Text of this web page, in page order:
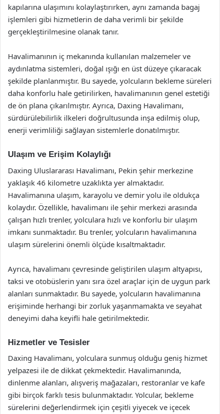
kapılarına ulaşımını kolaylaştırırken, aynı zamanda bagaj
işlemleri gibi hizmetlerin de daha verimli bir şekilde
gerçekleştirilmesine olanak tanır.
Havalimanının iç mekanında kullanılan malzemeler ve
aydınlatma sistemleri, doğal ışığı en üst düzeye çıkaracak
şekilde planlanmıştır. Bu sayede, yolcuların bekleme süreleri
daha konforlu hale getirilirken, havalimanının genel estetiği
de ön plana çıkarılmıştır. Ayrıca, Daxing Havalimanı,
sürdürülebilirlik ilkeleri doğrultusunda inşa edilmiş olup,
enerji verimliliği sağlayan sistemlerle donatılmıştır.
Ulaşım ve Erişim Kolaylığı
Daxing Uluslararası Havalimanı, Pekin şehir merkezine
yaklaşık 46 kilometre uzaklıkta yer almaktadır.
Havalimanına ulaşım, karayolu ve demir yolu ile oldukça
kolaydır. Özellikle, havalimanı ile şehir merkezi arasında
çalışan hızlı trenler, yolculara hızlı ve konforlu bir ulaşım
imkanı sunmaktadır. Bu trenler, yolcuların havalimanına
ulaşım sürelerini önemli ölçüde kısaltmaktadır.
Ayrıca, havalimanı çevresinde geliştirilen ulaşım altyapısı,
taksi ve otobüslerin yanı sıra özel araçlar için de uygun park
alanları sunmaktadır. Bu sayede, yolcuların havalimanına
erişiminde herhangi bir zorluk yaşanmamakta ve seyahat
deneyimi daha keyifli hale getirilmektedir.
Hizmetler ve Tesisler
Daxing Havalimanı, yolculara sunmuş olduğu geniş hizmet
yelpazesi ile de dikkat çekmektedir. Havalimanında,
dinlenme alanları, alışveriş mağazaları, restoranlar ve kafe
gibi birçok farklı tesis bulunmaktadır. Yolcular, bekleme
sürelerini değerlendirmek için çeşitli yiyecek ve içecek